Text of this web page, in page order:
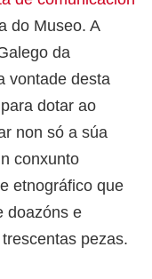
do Museo. A
da
vontade desta
dotar ao
non só a súa
conxunto
etnográfico que
doazóns e
pezas.